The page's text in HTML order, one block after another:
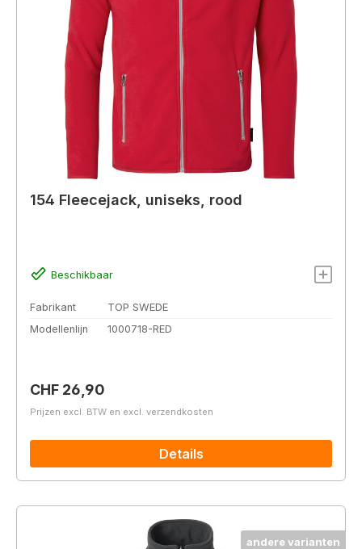
154 Fleecejack, uniseks, rood
Beschikbaar
Fabrikant
TOP SWEDE
Modellenlijn
1000718-RED
Normale prijs:
CHF 26,90
Prijzen excl. BTW en excl. verzendkosten
Details
andere varianten